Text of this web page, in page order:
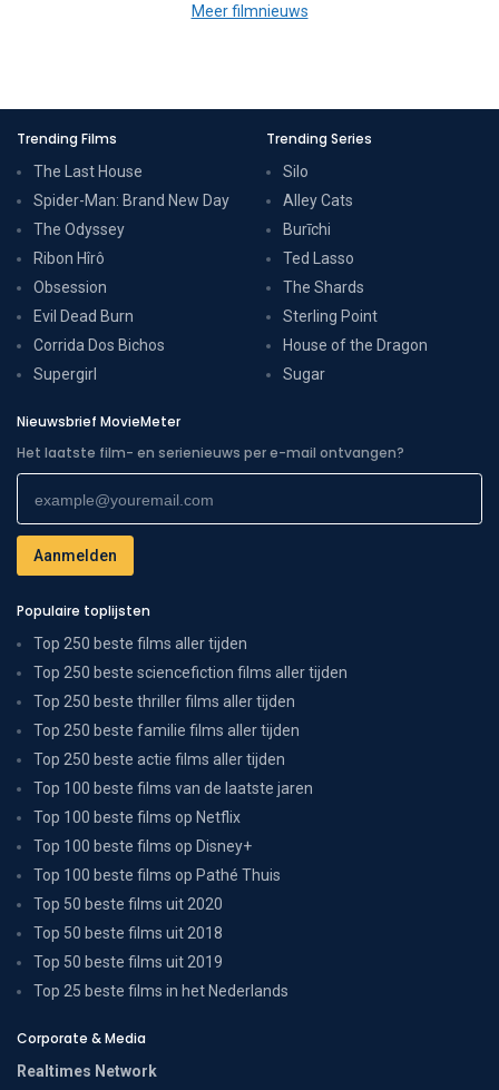
Meer filmnieuws
Trending Films
The Last House
Spider-Man: Brand New Day
The Odyssey
Ribon Hîrô
Obsession
Evil Dead Burn
Corrida Dos Bichos
Supergirl
Trending Series
Silo
Alley Cats
Burīchi
Ted Lasso
The Shards
Sterling Point
House of the Dragon
Sugar
Nieuwsbrief MovieMeter
Het laatste film- en serienieuws per e-mail ontvangen?
Populaire toplijsten
Top 250 beste films aller tijden
Top 250 beste sciencefiction films aller tijden
Top 250 beste thriller films aller tijden
Top 250 beste familie films aller tijden
Top 250 beste actie films aller tijden
Top 100 beste films van de laatste jaren
Top 100 beste films op Netflix
Top 100 beste films op Disney+
Top 100 beste films op Pathé Thuis
Top 50 beste films uit 2020
Top 50 beste films uit 2018
Top 50 beste films uit 2019
Top 25 beste films in het Nederlands
Corporate & Media
Realtimes Network